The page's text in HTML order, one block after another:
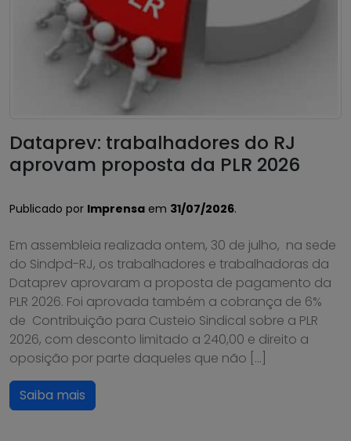
Dataprev: trabalhadores do RJ
aprovam proposta da PLR 2026
Publicado por Imprensa em 31/07/2026.
Em assembleia realizada ontem, 30 de julho, na sede
do Sindpd-RJ, os trabalhadores e trabalhadoras da
Dataprev aprovaram a proposta de pagamento da
PLR 2026. Foi aprovada também a cobrança de 6%
de Contribuição para Custeio Sindical sobre a PLR
2026, com desconto limitado a 240,00 e direito a
oposição por parte daqueles que não […]
Saiba mais